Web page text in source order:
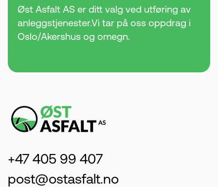
Øst Asfalt AS er ditt valg ved utføring av
anleggstjenester.Vi tar på oss oppdrag i
Oslo/Akershus og omegn.
+47 405 99 407
post@ostasfalt.no